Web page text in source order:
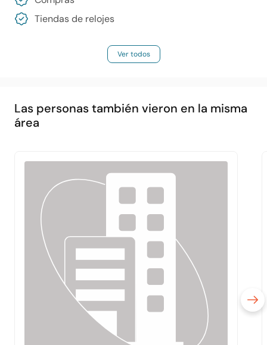
Tiendas de relojes
Ver todos
Las personas también vieron en la misma
área